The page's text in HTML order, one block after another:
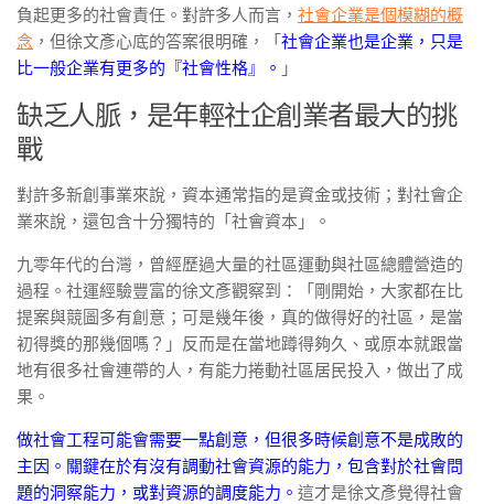
負起更多的社會責任。對許多人而言， 社會企業是個模糊的概
念 ，但徐文彥心底的答案很明確，「 社會企業也是企業，只是
比一般企業有更多的『社會性格』。 」
缺乏人脈，是年輕社企創業者最大的挑
戰
對許多新創事業來說，資本通常指的是資金或技術；對社會企
業來說，還包含十分獨特的「社會資本」。
九零年代的台灣，曾經歷過大量的社區運動與社區總體營造的
過程。社運經驗豐富的徐文彥觀察到：「剛開始，大家都在比
提案與競圖多有創意；可是幾年後，真的做得好的社區，是當
初得獎的那幾個嗎？」反而是在當地蹲得夠久、或原本就跟當
地有很多社會連帶的人，有能力捲動社區居民投入，做出了成
果。
做社會工程可能會需要一點創意，但很多時候創意不是成敗的
主因。關鍵在於有沒有調動社會資源的能力，包含對於社會問
題的洞察能力，或對資源的調度能力。 這才是徐文彥覺得社會